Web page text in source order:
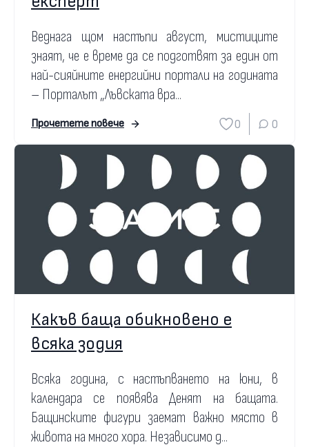
Веднага щом настъпи август, мистиците
знаят, че е време да се подготвят за един от
най-сияйните енергийни портали на годината
– Порталът „Лъвската вра...
Прочетете повече 0 0
Какъв баща обикновено е
всяка зодия
Всяка година, с настъпването на юни, в
календара се появява Денят на бащата.
Бащинските фигури заемат важно място в
живота на много хора. Независимо д...